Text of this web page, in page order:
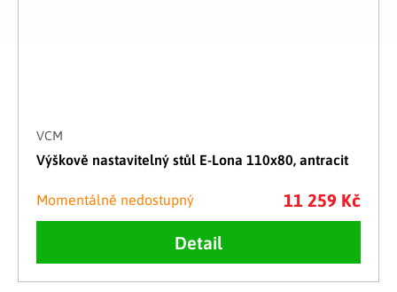
VCM
Výškově nastavitelný stůl E-Lona 110x80, antracit
Momentálně nedostupný 11 259 Kč
Detail